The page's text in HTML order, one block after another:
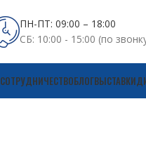
ПН-ПТ: 09:00 – 18:00
СБ: 10:00 - 15:00 (по
СОТРУДНИЧЕСТВОБЛОГВЫСТАВКИ